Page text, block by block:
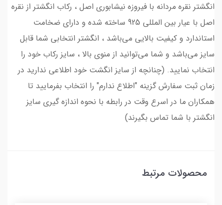
انگشتر نقره مردانه با فیروزه نیشابوری اصل ، رکاب انگشتر از نقره
اصل با عیار بین المللی 925 ساخته شده و دارای ضخامت
استاندارد و کیفیت بالایی می‌باشد ، انگشتر انتخابی شما قابل
سایز می‌باشد و شما می‌توانید از منوی بالا ، سایز رکاب خود را
انتخاب نمایید. (چنانچه از سایز انگشت خود اطلاعی ندارید در
زمان ثبت سفارش گزینه "اطلاع ندارم" را انتخاب بفرمایید تا
همکاران ما در اسرع وقت در رابطه با نحوه اندازه گیری سایز
انگشتر با شما تماس بگیرند)
محصولات مرتبط